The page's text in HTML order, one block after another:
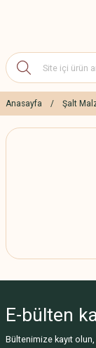
Anasayfa Şalt
E-bülten
Bültenimize kayıt